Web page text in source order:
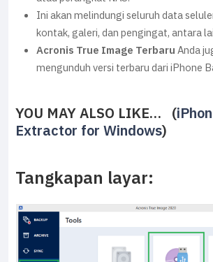
Ini akan melindungi seluruh data
kontak, galeri, dan pengingat, antara
Acronis True Image TerbaruAnda
mengunduh versi terbaru dari iPhone
YOU MAY ALSO LIKE… (
Extractor for Windows)
Tangkapan layar: